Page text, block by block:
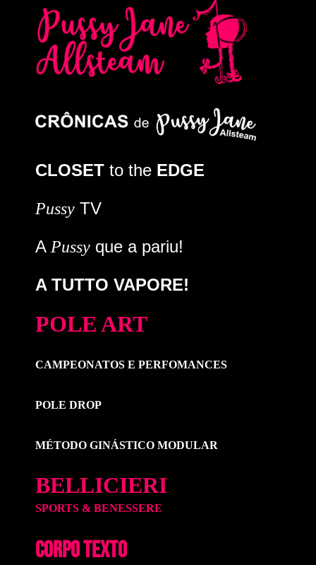
CLOSET to the EDGE
Pussy TV
A Pussy que a pariu!
A TUTTO VAPORE!
POLE ART
CAMPEONATOS E PERFOMANCES
POLE DROP
MÉTODO GINÁSTICO MODULAR
BELLICIERI
SPORTS & BENESSERE
CORPO TEXTO